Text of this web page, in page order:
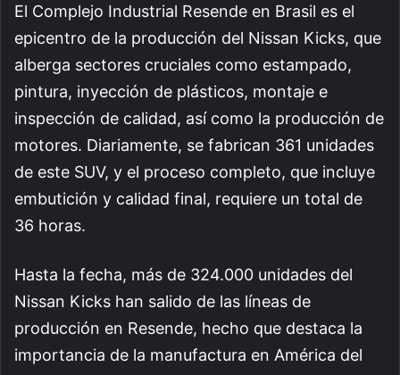
El Complejo Industrial Resende en Brasil es el
epicentro de la producción del Nissan Kicks, que
alberga sectores cruciales como estampado,
pintura, inyección de plásticos, montaje e
inspección de calidad, así como la producción de
motores. Diariamente, se fabrican 361 unidades
de este SUV, y el proceso completo, que incluye
embutición y calidad final, requiere un total de
36 horas.
Hasta la fecha, más de 324.000 unidades del
Nissan Kicks han salido de las líneas de
producción en Resende, hecho que destaca la
importancia de la manufactura en América del